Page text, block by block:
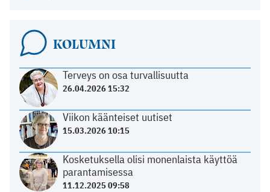
KOLUMNI
Terveys on osa turvallisuutta
26.04.2026 15:32
Viikon käänteiset uutiset
15.03.2026 10:15
Kosketuksella olisi monenlaista käyttöä
parantamisessa
11.12.2025 09:58